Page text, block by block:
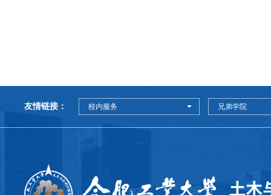
友情链接： 校内服务 兄弟学院